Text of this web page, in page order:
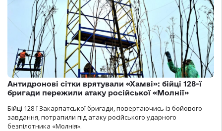
Антидронові сітки врятували «Хамві»: бійці 128-ї
бригади пережили атаку російської «Молнії»
Бійці 128-ї Закарпатської бригади, повертаючись із бойового
завдання, потрапили під атаку російського ударного
безпілотника «Молнія».